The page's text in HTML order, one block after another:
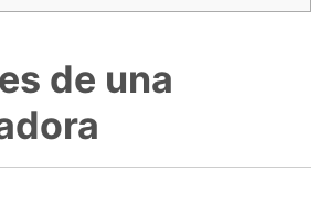
de una